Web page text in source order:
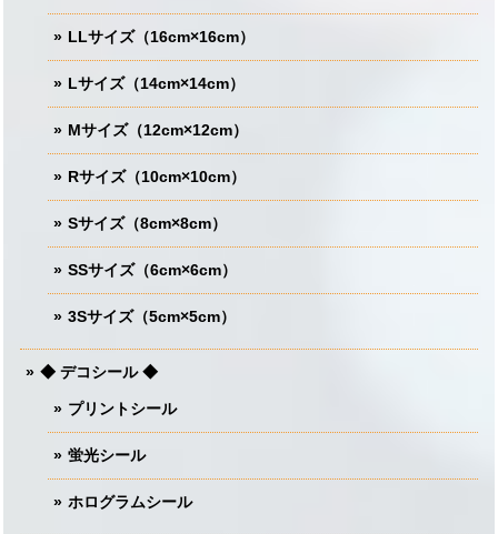
LLサイズ（16cm×16cm）
Lサイズ（14cm×14cm）
Mサイズ（12cm×12cm）
Rサイズ（10cm×10cm）
Sサイズ（8cm×8cm）
SSサイズ（6cm×6cm）
3Sサイズ（5cm×5cm）
◆ デコシール ◆
プリントシール
蛍光シール
ホログラムシール